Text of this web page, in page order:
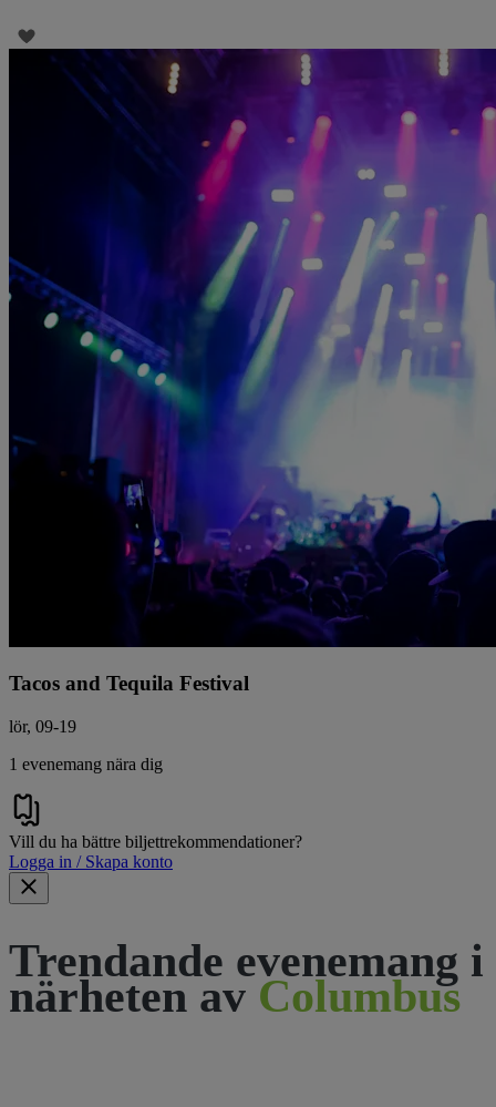
Tacos and Tequila Festival
lör, 09-19
1 evenemang nära dig
Vill du ha bättre biljettrekommendationer?
Logga in / Skapa konto
Trendande evenemang i
närheten av Columbus